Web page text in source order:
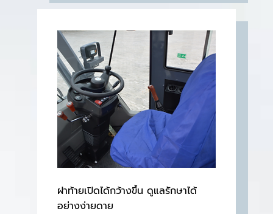
ฝาท้ายเปิดได้กว้างขึ้น ดูแลรักษาได้
อย่างง่ายดาย